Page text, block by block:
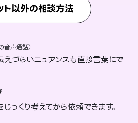
ト以外の相談方法
音声通話）
えづらいニュアンスも直接言葉にで
っくり考えてから依頼できます。